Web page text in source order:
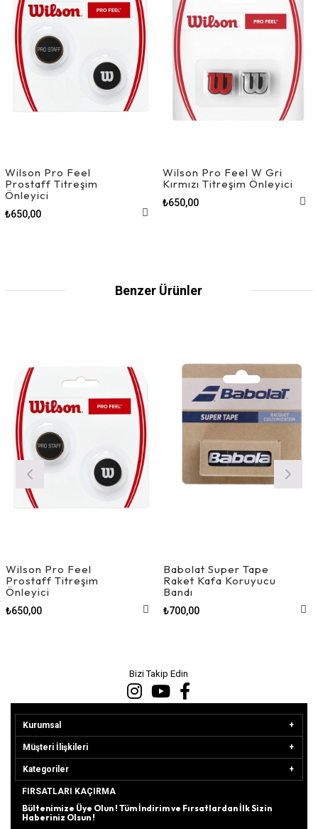
Wilson Pro Feel
Prostaff Titreşim
Önleyici
₺650,00
Wilson Pro Feel W Gri
Kırmızı Titreşim Önleyici
₺650,00
Benzer Ürünler
Wilson Pro Feel
Prostaff Titreşim
Önleyici
₺650,00
Babolat Super Tape
Raket Kafa Koruyucu
Bandı
₺700,00
Bizi Takip Edin
Kurumsal
Müşteri İlişkileri
Kategoriler
FIRSATLARI KAÇIRMA
Bültenimize Üye Olun ! Tüm İndirim ve Fırsatlardan İlk Sizin
Haberiniz Olsun !